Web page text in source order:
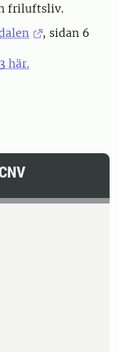
friluftsliv.
, sidan 6
här.